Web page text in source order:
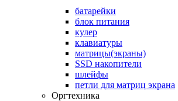
батарейки
блок питания
кулер
клавиатуры
матрицы(экраны)
SSD накопители
шлейфы
петли для матриц экрана
Оргтехника